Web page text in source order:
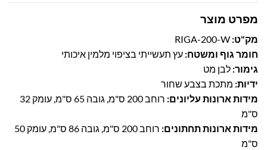
מפרט מוצר
מק"ט:
חומר גוף ומשטח: עץ תעשייתי בציפוי מלמין איכותי
גימור: לבן מט
ידיות: מתכת בצבע שחור
מידות ארונות עליונים:
רוחב 200 ס"מ, גובה 65 ס"מ, עומק 32
ס"מ
מידות ארונות תחתונים:
רוחב 200 ס"מ, גובה 86 ס"מ, עומק 50
ס"מ